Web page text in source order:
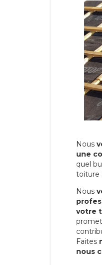
Nous
une
quel
toiture
Nous
votre
Faites
nous